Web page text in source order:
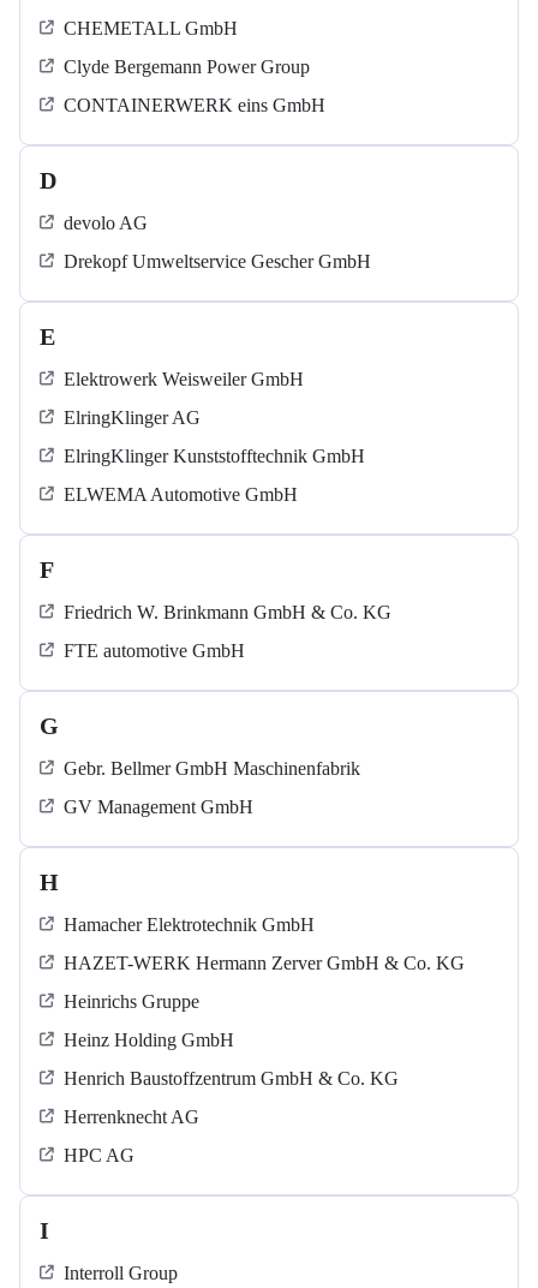
CHEMETALL GmbH
Clyde Bergemann Power Group
CONTAINERWERK eins GmbH
D
devolo AG
Drekopf Umweltservice Gescher GmbH
E
Elektrowerk Weisweiler GmbH
ElringKlinger AG
ElringKlinger Kunststofftechnik GmbH
ELWEMA Automotive GmbH
F
Friedrich W. Brinkmann GmbH & Co. KG
FTE automotive GmbH
G
Gebr. Bellmer GmbH Maschinenfabrik
GV Management GmbH
H
Hamacher Elektrotechnik GmbH
HAZET-WERK Hermann Zerver GmbH & Co. KG
Heinrichs Gruppe
Heinz Holding GmbH
Henrich Baustoffzentrum GmbH & Co. KG
Herrenknecht AG
HPC AG
I
Interroll Group